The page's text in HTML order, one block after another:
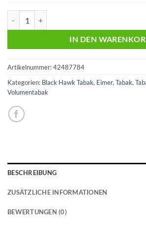
IN DEN
Artikelnummer:42487784
Kategorien: Black Hawk Tabak, Eimer, Tabak,
Volumentabak
BESCHREIBUNG
ZUSÄTZLICHE INFORMATIONEN
BEWERTUNGEN (0)